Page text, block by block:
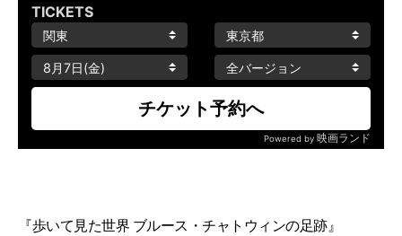
『歩いて見た世界 ブルース・チャトウィンの足跡』